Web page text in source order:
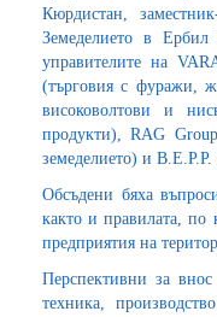
Кюрдистан,
Земеделието в
управителите на
(търговия с фуражи,
високоволтови и
продукти), RAG
земеделието) и
Обсъдени бяха
както и правилата, по
предприятия на
Перспективни за
техника,